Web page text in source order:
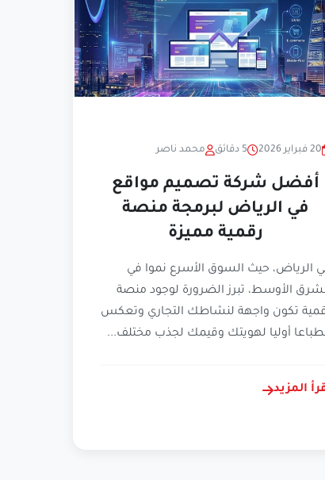
20 فبراير 2026 5 دقائق محمد ناصر
أفضل شركة تصميم مواقع
في الرياض لبرمجة منصة
رقمية مميزة
الرياض، حيث السوق الأسرع نموا في
الأوسط، تبرز الضرورة لوجود منصة
تكون واجهة لنشاطك التجاري وتعكس
أوليا لهويتك وقيمك لجذب مختلف...
المزيد